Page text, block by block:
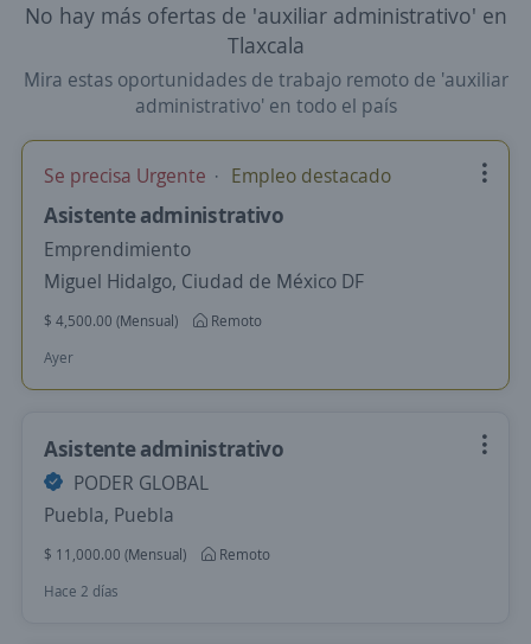
No hay más ofertas de 'auxiliar administrativo' en
Tlaxcala
Mira estas oportunidades de trabajo remoto de 'auxiliar
administrativo' en todo el país
Se precisa Urgente Empleo destacado
Asistente administrativo
Emprendimiento
Miguel Hidalgo, Ciudad de México DF
$ 4,500.00 (Mensual)
Remoto
Ayer
Asistente administrativo
PODER GLOBAL
Puebla, Puebla
$ 11,000.00 (Mensual)
Remoto
Hace 2 días